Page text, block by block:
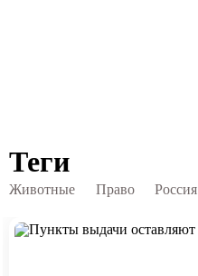
Теги
Животные Право Россия